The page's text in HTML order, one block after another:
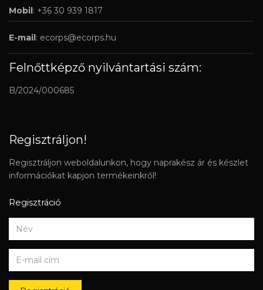
Mobil: +36 30 939 1817
E-mail: ecorps@ecorps.hu
Felnőttképző nyilvántartási szám:
B/2024/000685
Regisztráljon!
Regisztráljon weboldalunkon, hogy naprakész ár és készlet
információkat kapjon termékeinkről!
Regisztráció